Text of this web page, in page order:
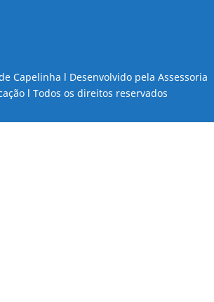
Capelinha l Desenvolvido pela Assessoria
l Todos os direitos reservados